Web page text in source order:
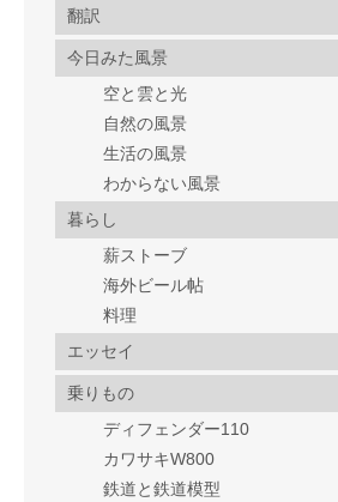
翻訳
今日みた風景
空と雲と光
自然の風景
生活の風景
わからない風景
暮らし
薪ストーブ
海外ビール帖
料理
エッセイ
乗りもの
ディフェンダー110
カワサキW800
鉄道と鉄道模型